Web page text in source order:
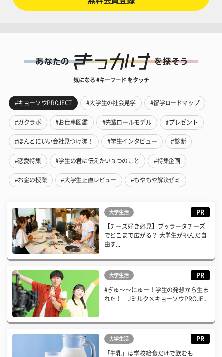
気になる #キーワード をタッチ
#キョーソウPROJECT #大学生の社会見学 #留学ロードマップ
#ガクラボ #お仕事図鑑 #先輩ロールモデル #プレゼント
#ほんとにいい会社見つけ隊！ #学生インタビュー #診断
#恋愛特集 #学生の君に伝えたい３つのこと #特集企画
#お金の授業 #大学生正直レビュー #もやもや解決ゼミ
大学生活 PR
【チーズ好き必見】ブッラータチーズ
でどこまで広がる？ 大学生が挑んだ自
由す...
大学生活 PR
#ぎゅ〜〜にゅー！学生の発想から生ま
れた！ Jミルク×キョーソウPROJE...
大学生活 PR
「牛乳」は学校給食だけで飲むも